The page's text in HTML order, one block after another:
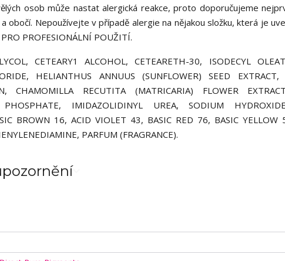
osob může nastat alergická reakce, proto doporučujeme
obočí. Nepoužívejte v případě alergie na nějakou složku, která je
PROFESIONÁLNÍ POUŽITÍ.
CETEARY1 ALCOHOL, CETEARETH-30, ISODECYL
HELIANTHUS ANNUUS (SUNFLOWER) SEED EXTRACT,
CHAMOMILLA RECUTITA (MATRICARIA) FLOWER
PHOSPHATE, IMIDAZOLIDINYL UREA, SODIUM
BROWN 16, ACID VIOLET 43, BASIC RED 76, BASIC YELLOW
PARFUM (FRAGRANCE).